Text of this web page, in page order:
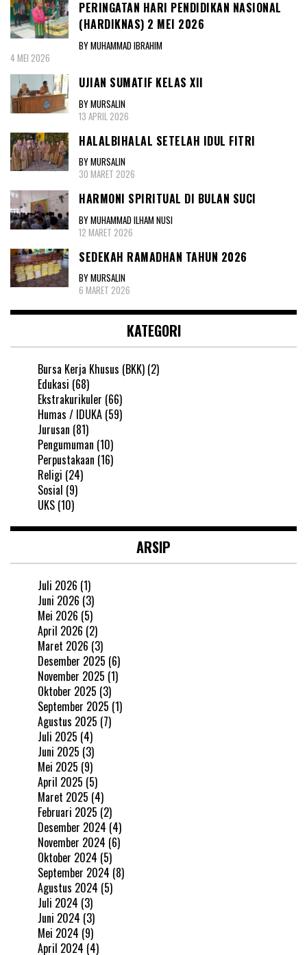
PERINGATAN HARI PENDIDIKAN NASIONAL
(HARDIKNAS) 2 MEI 2026
BY MUHAMMAD IBRAHIM
4 MEI 2026
UJIAN SUMATIF KELAS XII
BY MURSALIN
13 APRIL 2026
HALALBIHALAL SETELAH IDUL FITRI
BY MURSALIN
30 MARET 2026
HARMONI SPIRITUAL DI BULAN SUCI
BY MUHAMMAD ILHAM NUSI
12 MARET 2026
SEDEKAH RAMADHAN TAHUN 2026
BY MURSALIN
6 MARET 2026
KATEGORI
Bursa Kerja Khusus (BKK) (2)
Edukasi (68)
Ekstrakurikuler (66)
Humas / IDUKA (59)
Jurusan (81)
Pengumuman (10)
Perpustakaan (16)
Religi (24)
Sosial (9)
UKS (10)
ARSIP
Juli 2026 (1)
Juni 2026 (3)
Mei 2026 (5)
April 2026 (2)
Maret 2026 (3)
Desember 2025 (6)
November 2025 (1)
Oktober 2025 (3)
September 2025 (1)
Agustus 2025 (7)
Juli 2025 (4)
Juni 2025 (3)
Mei 2025 (9)
April 2025 (5)
Maret 2025 (4)
Februari 2025 (2)
Desember 2024 (4)
November 2024 (6)
Oktober 2024 (5)
September 2024 (8)
Agustus 2024 (5)
Juli 2024 (3)
Juni 2024 (3)
Mei 2024 (9)
April 2024 (4)